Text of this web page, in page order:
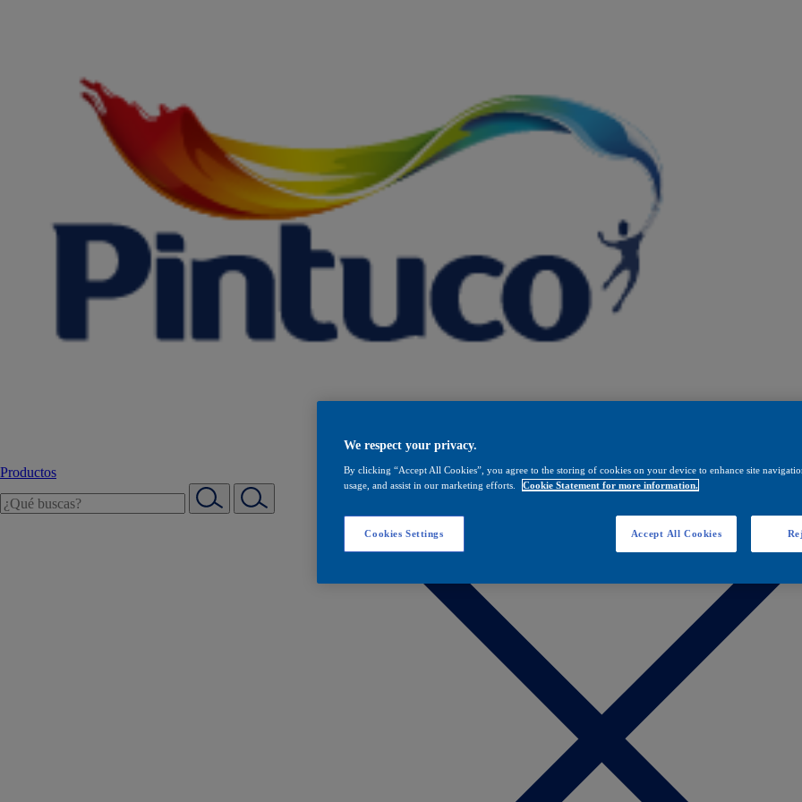
Productos
We respect your privacy.
By clicking “Accept All Cookies”, you agree to the storing of cookies on your device to enhance site
usage, and assist in our marketing efforts.
Cookie Statement for more information.
Cookies Settings Accept All Cookies